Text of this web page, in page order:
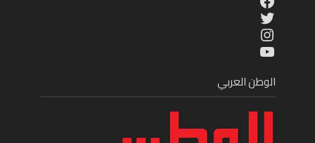
Twitter
Instagram
YouTube
الوطن العربي